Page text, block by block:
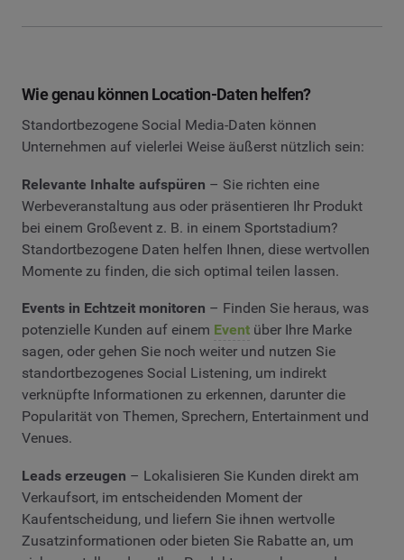
Wie genau können Location-Daten helfen?
Standortbezogene Social Media-Daten können
Unternehmen auf vielerlei Weise äußerst nützlich sein:
Relevante Inhalte aufspüren – Sie richten eine
Werbeveranstaltung aus oder präsentieren Ihr Produkt
bei einem Großevent z. B. in einem Sportstadium?
Standortbezogene Daten helfen Ihnen, diese wertvollen
Momente zu finden, die sich optimal teilen lassen.
Events in Echtzeit monitoren – Finden Sie heraus, was
potenzielle Kunden auf einem Event über Ihre Marke
sagen, oder gehen Sie noch weiter und nutzen Sie
standortbezogenes Social Listening, um indirekt
verknüpfte Informationen zu erkennen, darunter die
Popularität von Themen, Sprechern, Entertainment und
Venues.
Leads erzeugen – Lokalisieren Sie Kunden direkt am
Verkaufsort, im entscheidenden Moment der
Kaufentscheidung, und liefern Sie ihnen wertvolle
Zusatzinformationen oder bieten Sie Rabatte an, um